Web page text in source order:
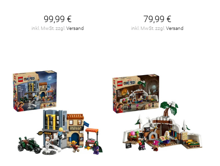
99,99 €
inkl. MwSt. zzgl. Versand
79,99 €
inkl. MwSt. zzgl. Versand